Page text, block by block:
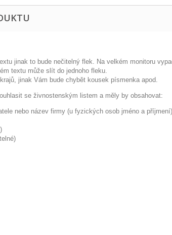
jinak to bude nečitelný flek. Na velkém monitoru
textu může slít do jednoho fleku.
jinak Vám bude chybět kousek písmenka apod.
se živnostenským listem a měly by obsahovat:
nebo název firmy (u fyzických osob jméno a příjmení)